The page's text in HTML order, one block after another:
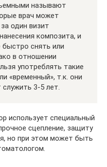
называют
врач может
один визит
композита, и
снять или
в отношении
употреблять такие
«временный», т.к. они
3-5 лет.
использует специальный
сцепление, защиту
но при этом может быть